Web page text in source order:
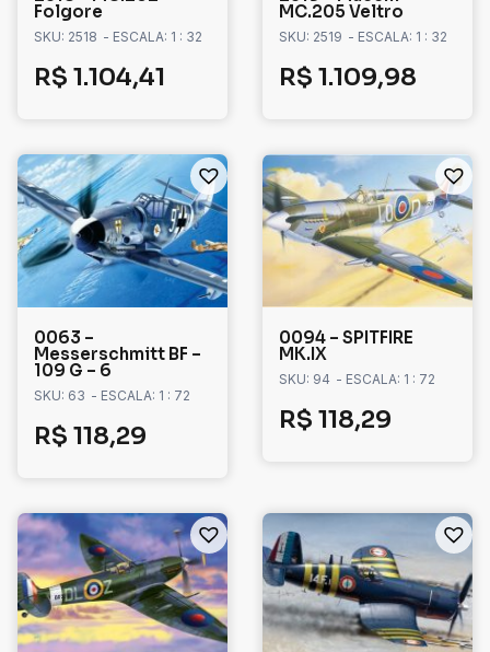
Folgore
SKU: 2518 - ESCALA: 1 : 32
R$ 1.104,41
MC.205 Veltro
SKU: 2519 - ESCALA: 1 : 32
R$ 1.109,98
0063 –
Messerschmitt BF –
109 G – 6
SKU: 63 - ESCALA: 1 : 72
R$ 118,29
0094 – SPITFIRE
MK.IX
SKU: 94 - ESCALA: 1 : 72
R$ 118,29